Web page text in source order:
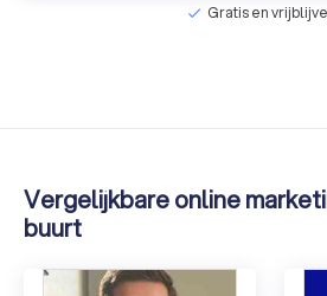
check Gratis en
Vergelijkbare online
buurt